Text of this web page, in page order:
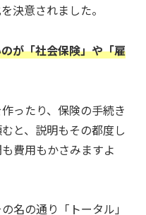
決意されました。
が「社会保険」や「雇
ったり、保険の手続き
と、説明もその都度し
費用もかさみますよ
名の通り「トータル」